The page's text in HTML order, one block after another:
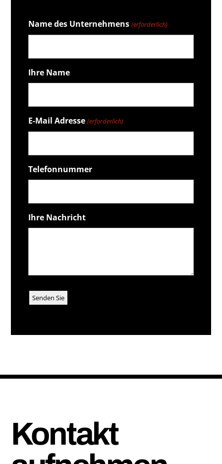
Name des Unternehmens (erforderlich)
Ihre Name
E-Mail Adresse (erforderlich)
Telefonnummer
Ihre Nachricht
Kontakt